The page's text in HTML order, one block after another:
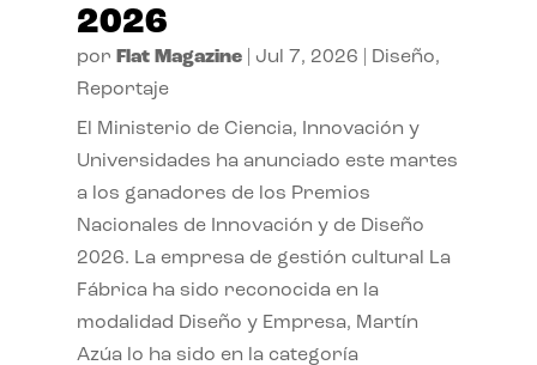
2026
por Flat Magazine| Jul 7, 2026 Diseño,
Reportaje
El Ministerio de Ciencia, Innovación y
Universidades ha anunciado este martes
a los ganadores de los Premios
Nacionales de Innovación y de Diseño
2026. La empresa de gestión cultural La
Fábrica ha sido reconocida en la
modalidad Diseño y Empresa, Martín
Azúa lo ha sido en la categoría